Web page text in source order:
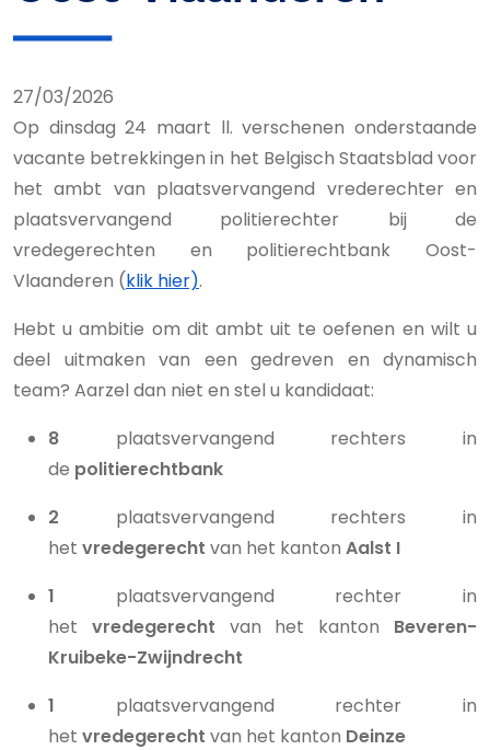
27/03/2026
Op dinsdag 24 maart ll. verschenen onderstaande
vacante betrekkingen in het Belgisch Staatsblad voor
het ambt van plaatsvervangend vrederechter en
plaatsvervangend politierechter bij de
vredegerechten en politierechtbank Oost-
Vlaanderen (klik hier).
Hebt u ambitie om dit ambt uit te oefenen en wilt u
deel uitmaken van een gedreven en dynamisch
team? Aarzel dan niet en stel u kandidaat:
8 plaatsvervangend rechters in
de politierechtbank
2 plaatsvervangend rechters in
het vredegerecht van het kanton Aalst I
1 plaatsvervangend rechter in
het vredegerecht van het kanton Beveren-
Kruibeke-Zwijndrecht
1 plaatsvervangend rechter in
het vredegerecht van het kanton Deinze